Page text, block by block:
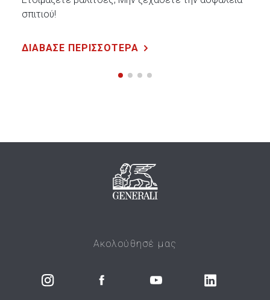
σπιτιού!
ΔΙΑΒΑΣΕ ΠΕΡΙΣΣΟΤΕΡΑ
Ακολούθησέ μας